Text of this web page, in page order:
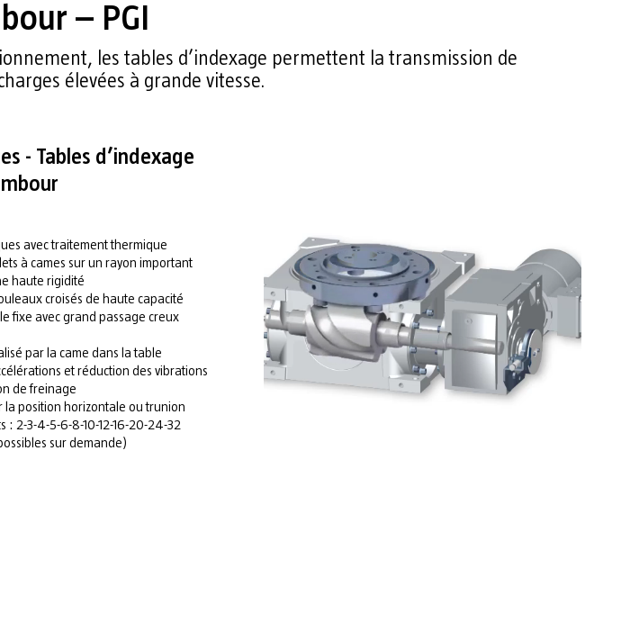
– PGI
les tables d’indexage permettent la transmission de
élevées à grande vitesse.
- Tables d’indexage
avec traitement thermique
à cames sur un rayon important
haute rigidité
croisés de haute capacité
fixe avec grand passage creux
par la came dans la table
et réduction des vibrations
de freinage
la position horizontale ou trunion
: 2-3-4-5-6-8-10-12-16-20-24-32
sur demande)